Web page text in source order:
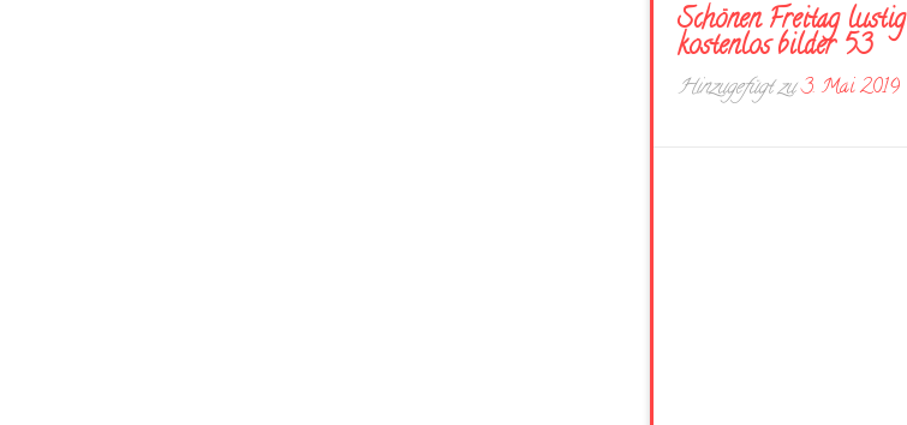
Schönen Freitag lustig
kostenlos bilder 53
Hinzugefügt zu3. Mai 2019